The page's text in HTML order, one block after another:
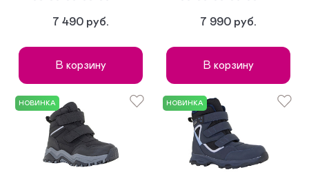
7 490 руб.
В корзину
7 990 руб.
В корзину
НОВИНКА НОВИНКА